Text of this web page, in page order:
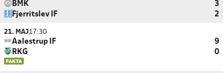
BMK
3
Fjerritslev IF
2
21. MAJ17:30
Aalestrup IF
9
RKG
0